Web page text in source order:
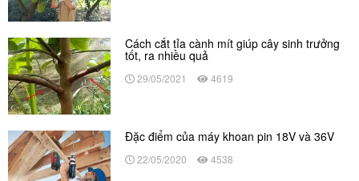
Cách cắt tỉa cành mít giúp cây sinh trưởng
tốt, ra nhiều quả
29/05/2021 4619
Đặc điểm của máy khoan pin 18V và 36V
22/05/2020 4538